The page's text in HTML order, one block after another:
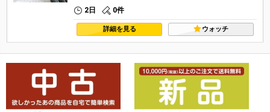
2日 0件
詳細を見る ウォッチ